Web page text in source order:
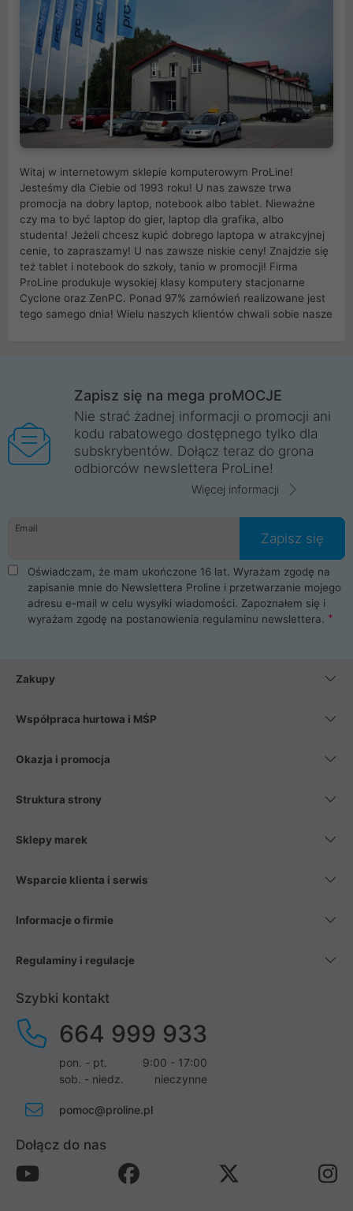
Witaj w internetowym sklepie komputerowym ProLine!
Jesteśmy dla Ciebie od 1993 roku! U nas zawsze trwa
promocja na dobry laptop, notebook albo tablet. Nieważne
czy ma to być laptop do gier, laptop dla grafika, albo
studenta! Jeżeli chcesz kupić dobrego laptopa w atrakcyjnej
cenie, to zapraszamy! U nas zawsze niskie ceny! Znajdzie się
też tablet i notebook do szkoły, tanio w promocji! Firma
ProLine produkuje wysokiej klasy komputery stacjonarne
Cyclone oraz ZenPC. Ponad 97% zamówień realizowane jest
tego samego dnia! Wielu naszych klientów chwali sobie nasze
Wrocław, Poznań, Legnica, Katowice, Gliwice, Kalisz, Bytom,
Trzebnica, Opole. Szybka i profesjonalna obsługa!
ProLine to polska firma ze 100% polskim kapitałem. Działamy
legalnie i płacimy podatki w naszym kraju! Posiadamy siedzibę
główną w Mirkowie oraz salony na terenie kraju. Cała
komunikacja ze sklepem komputerowym ProLine jest
danych osobowych. Dlatego zakup notebooka albo laptopa w
ProLine to czysta przyjemność i pełne bezpieczeństwo.
Zaopatrzysz się u nas w akcesoria i części komputerowe
takie jak procesory, karty graficzne, płyty główne, pamięci,
dyski SSD, M.2 oraz HDD. Nasi pracownicy pomogą Ci wybrać
najlepszy zasilacz komputerowy oraz obudowę do komputera.
Poza komputerami mamy również najlepsze na rynku
Smartfony takich producentów jak Xiaomi, Apple, Samsung i
wentylatory. Na koniec mając już to wszystko, możesz
Zapisz się na mega proMOCJE
Nie strać żadnej informacji o promocji ani
kodu rabatowego dostępnego tylko dla
subskrybentów. Dołącz teraz do grona
odbiorców newslettera ProLine!
Więcej informacji
Email
Zapisz się
Oświadczam, że mam ukończone 16 lat. Wyrażam zgodę na
zapisanie mnie do Newslettera Proline i przetwarzanie mojego
adresu e-mail w celu wysyłki wiadomości. Zapoznałem się i
wyrażam zgodę na postanowienia regulaminu newslettera.
Zakupy
Współpraca hurtowa i MŚP
Okazja i promocja
Struktura strony
Sklepy marek
Wsparcie klienta i serwis
Informacje o firmie
Regulaminy i regulacje
Szybki kontakt
664 999 933
pon. - pt.
9:00 - 17:00
sob. - niedz.
nieczynne
pomoc@proline.pl
Dołącz do nas